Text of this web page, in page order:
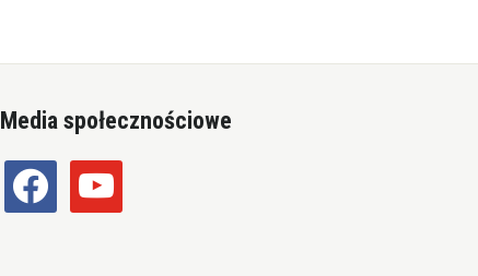
Media społecznościowe
facebook youtube